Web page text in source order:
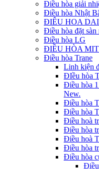
Điều hòa giải
Điều hòa Nhật
ĐIÊU HOA
Điều hòa đặt
Điều hòa LG
ĐIỀU HÒA
Điều hòa Trane
Linh kiện
ĐIều hòa
Điều hòa
New.
Điều hòa
Điều hòa
Điều hoà
Điều hòa
Điều hoà
Điều hòa
Điều hòa
Điều